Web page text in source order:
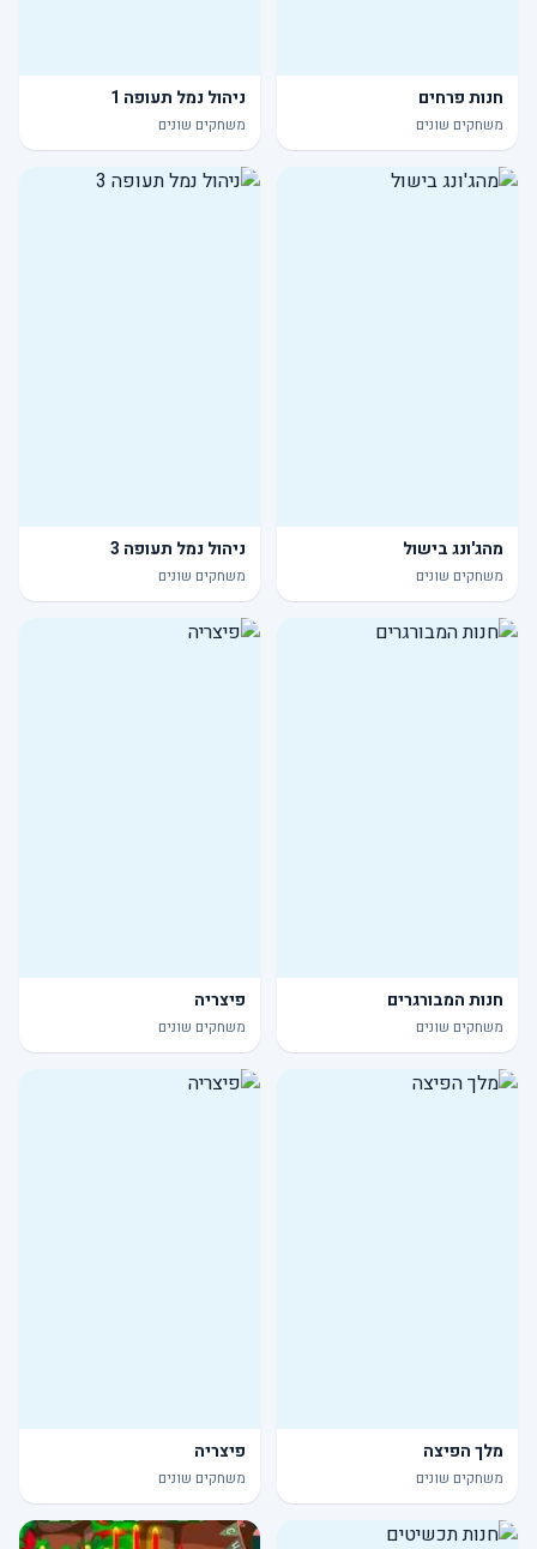
חנות פרחים
משחקים שונים
ניהול נמל תעופה 1
משחקים שונים
מהג'ונג בישול
משחקים שונים
ניהול נמל תעופה 3
משחקים שונים
חנות המבורגרים
משחקים שונים
פיצריה
משחקים שונים
מלך הפיצה
משחקים שונים
פיצריה
משחקים שונים